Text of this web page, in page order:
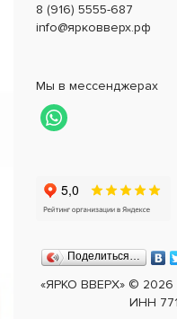
8 (916) 5555-687
info@ярковверх.рф
Мы в мессенджерах
Поделиться…
«ЯРКО ВВЕРХ» © 2026
ИНН